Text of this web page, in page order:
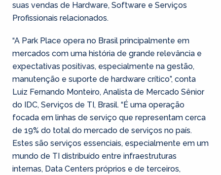
suas vendas de Hardware, Software e Serviços
Profissionais relacionados.
“A Park Place opera no Brasil principalmente em
mercados com uma história de grande relevância e
expectativas positivas, especialmente na gestão,
manutenção e suporte de hardware crítico”, conta
Luiz Fernando Monteiro, Analista de Mercado Sênior
do IDC, Serviços de TI, Brasil. “É uma operação
focada em linhas de serviço que representam cerca
de 19% do total do mercado de serviços no país.
Estes são serviços essenciais, especialmente em um
mundo de TI distribuído entre infraestruturas
internas, Data Centers próprios e de terceiros,